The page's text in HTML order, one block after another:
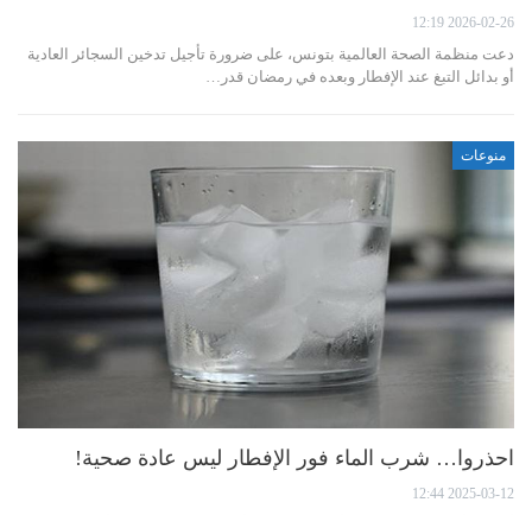
2026-02-26 12:19
دعت منظمة الصحة العالمية بتونس، على ضرورة تأجيل تدخين السجائر العادية
أو بدائل التبغ عند الإفطار وبعده في رمضان قدر…
منوعات
احذروا… شرب الماء فور الإفطار ليس عادة صحية!
2025-03-12 12:44